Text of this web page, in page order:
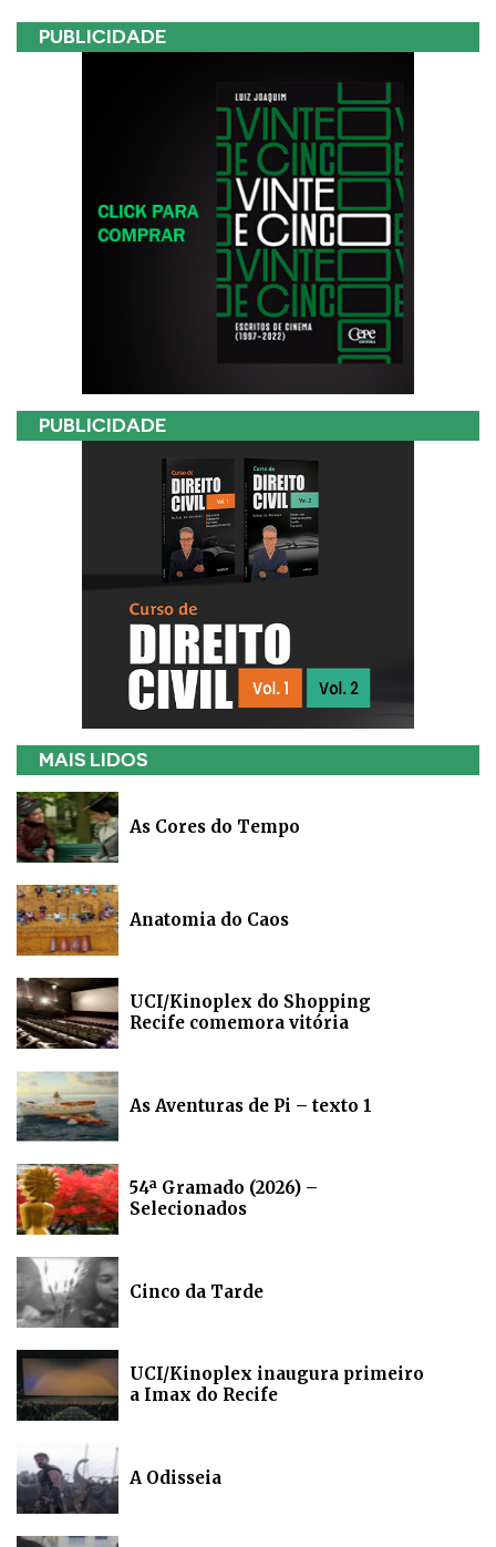
PUBLICIDADE
PUBLICIDADE
MAIS LIDOS
As Cores do Tempo
Anatomia do Caos
UCI/Kinoplex do Shopping
Recife comemora vitória
As Aventuras de Pi – texto 1
54ª Gramado (2026) –
Selecionados
Cinco da Tarde
UCI/Kinoplex inaugura primeiro
a Imax do Recife
A Odisseia